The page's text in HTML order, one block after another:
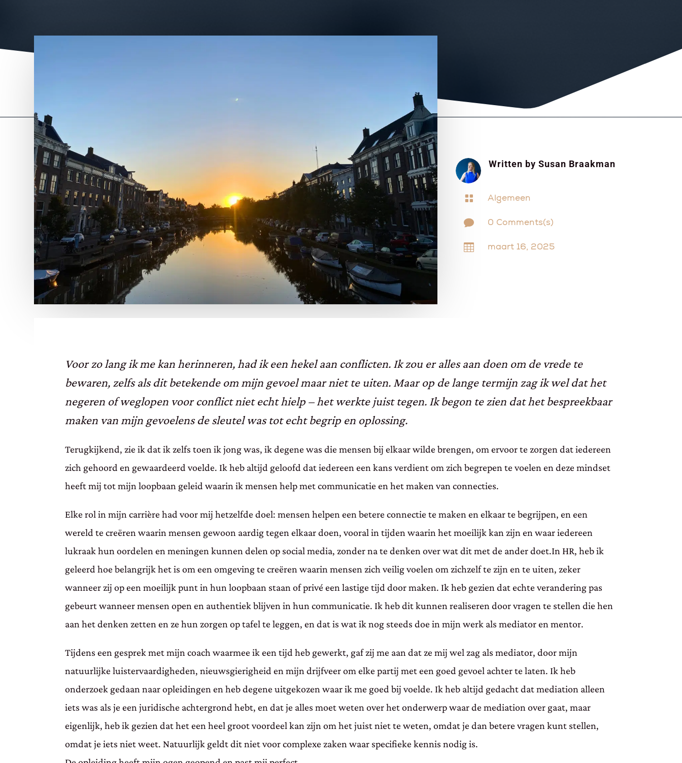
Written by Susan Braakman
 Algemeen
 0 Comments(s)
 maart 16, 2025
Voor zo lang ik me kan herinneren, had ik een hekel aan conflicten. Ik zou er alles aan doen om de vrede te
bewaren, zelfs als dit betekende om mijn gevoel maar niet te uiten. Maar op de lange termijn zag ik wel dat het
negeren of weglopen voor conflict niet echt hielp – het werkte juist tegen. Ik begon te zien dat het bespreekbaar
maken van mijn gevoelens de sleutel was tot echt begrip en oplossing.
Terugkijkend, zie ik dat ik zelfs toen ik jong was, ik degene was die mensen bij elkaar wilde brengen, om ervoor te zorgen dat iedereen
zich gehoord en gewaardeerd voelde. Ik heb altijd geloofd dat iedereen een kans verdient om zich begrepen te voelen en deze mindset
heeft mij tot mijn loopbaan geleid waarin ik mensen help met communicatie en het maken van connecties.
Elke rol in mijn carrière had voor mij hetzelfde doel: mensen helpen een betere connectie te maken en elkaar te begrijpen, en een
wereld te creëren waarin mensen gewoon aardig tegen elkaar doen, vooral in tijden waarin het moeilijk kan zijn en waar iedereen
lukraak hun oordelen en meningen kunnen delen op social media, zonder na te denken over wat dit met de ander doet.In HR, heb ik
geleerd hoe belangrijk het is om een omgeving te creëren waarin mensen zich veilig voelen om zichzelf te zijn en te uiten, zeker
wanneer zij op een moeilijk punt in hun loopbaan staan of privé een lastige tijd door maken. Ik heb gezien dat echte verandering pas
gebeurt wanneer mensen open en authentiek blijven in hun communicatie. Ik heb dit kunnen realiseren door vragen te stellen die hen
aan het denken zetten en ze hun zorgen op tafel te leggen, en dat is wat ik nog steeds doe in mijn werk als mediator en mentor.
Tijdens een gesprek met mijn coach waarmee ik een tijd heb gewerkt, gaf zij me aan dat ze mij wel zag als mediator, door mijn
natuurlijke luistervaardigheden, nieuwsgierigheid en mijn drijfveer om elke partij met een goed gevoel achter te laten. Ik heb
onderzoek gedaan naar opleidingen en heb degene uitgekozen waar ik me goed bij voelde. Ik heb altijd gedacht dat mediation alleen
iets was als je een juridische achtergrond hebt, en dat je alles moet weten over het onderwerp waar de mediation over gaat, maar
eigenlijk, heb ik gezien dat het een heel groot voordeel kan zijn om het juist niet te weten, omdat je dan betere vragen kunt stellen,
omdat je iets niet weet. Natuurlijk geldt dit niet voor complexe zaken waar specifieke kennis nodig is.